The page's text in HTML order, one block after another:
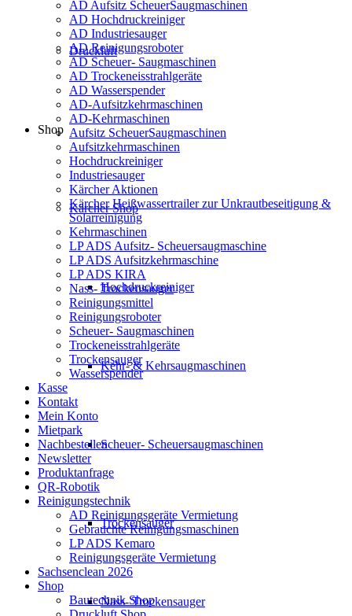
Druckluft
Shop
Kärcher Shop
Hochdruckreiniger
Kehr- & Kehrsaugmaschinen
Scheuer- Scheuersaugmaschinen
Trockensauger
Nass- Trockensauger
AD Aufsitz ScheuerSaugmaschinen
AD Hochdruckreiniger
AD Industriesauger
AD Reinigungsroboter
AD Scheuer- Saugmaschinen
AD Trockeneisstrahlgeräte
AD Wasserspender
AD-Aufsitzkehrmaschinen
AD-Kehrmaschinen
Aufsitz ScheuerSaugmaschinen
Aufsitzkehrmaschinen
Hochdruckreiniger
Industriesauger
Kärcher Aktionen
Kärcher Heißwassertrailer zur Unkrautbeseitigung &
Solarreinigung
Kehrmaschinen
LP ADS Aufsitz- Scheuersaugmaschine
LP ADS Aufsitzkehrmaschine
LP ADS KIRA
Nass- Trockensauger
Reinigungsmittel
Reinigungsroboter
Scheuer- Saugmaschinen
Trockeneisstrahlgeräte
Trockensauger
Wasserspender
Kasse
Kontakt
Mein Konto
Mietpark
Nachbestellen
Newsletter
Produktanfrage
QR-Robotik
Reinigungstechnik
AD Reinigungsgeräte Vermietung
Gebrauchte Reinigungsmaschinen
LP ADS Kemaro
Reinigungsgeräte Vermietung
Sachsenclean 2026
Shop
Bautechnik Shop